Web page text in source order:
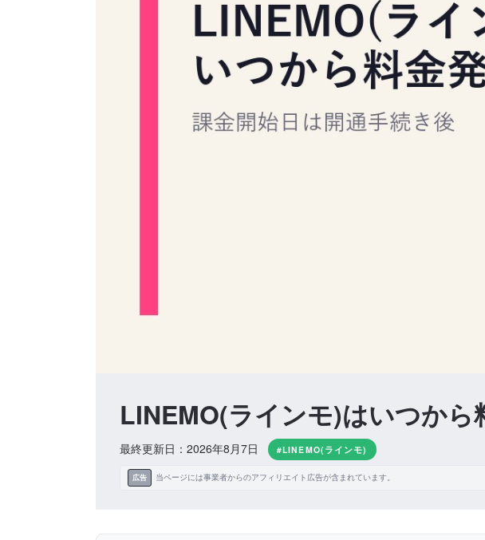
LINEMO(ラインモ)はいつから
最終更新日：2026年8月7日 #LINEMO(ラインモ)
広告 当ページには事業者からのアフィリエイト広告が含まれています。